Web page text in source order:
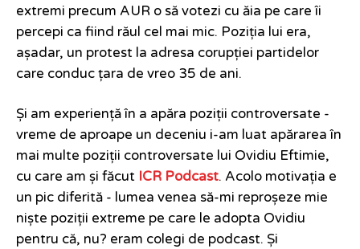
extremi precum AUR o să votezi cu ăia pe care îi
percepi ca fiind răul cel mai mic. Poziția lui era,
așadar, un protest la adresa corupției partidelor
care conduc țara de vreo 35 de ani.
Și am experiență în a apăra poziții controversate -
vreme de aproape un deceniu i-am luat apărarea în
mai multe poziții controversate lui Ovidiu Eftimie,
cu care am și făcut ICR Podcast. Acolo motivația e
un pic diferită - lumea venea să-mi reproșeze mie
niște poziții extreme pe care le adopta Ovidiu
pentru că, nu? eram colegi de podcast. Și